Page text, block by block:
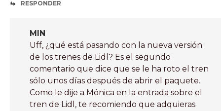
RESPONDER
MIN
Uff, ¿qué está pasando con la nueva versión
de los trenes de Lidl? Es el segundo
comentario que dice que se le ha roto el tren
sólo unos días después de abrir el paquete.
Como le dije a Mónica en la entrada sobre el
tren de Lidl, te recomiendo que adquieras